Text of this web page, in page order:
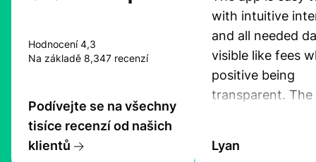
Hodnocení 4,3
Na základě 8,347 recenzí
Podívejte se na všechny
tisíce recenzí od našich
klientů
with intuitive
and all needed
visible like fees
positive being
transparent. The
the exchange
Lyan